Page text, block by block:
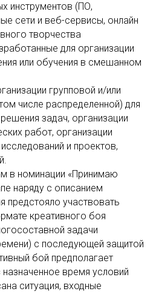
инструментов (ПО,
сети и веб-сервисы, онлайн
творчества
для организации
или обучения в смешанном
групповой и/или
числе распределенной) для
задач, организации
работ, организации
и проектов,
в номинации «Принимаю
наряду с описанием
предстояло участвовать
креативного боя
задачи
с последующей защитой
бой предполагает
время условий
ситуация, входные